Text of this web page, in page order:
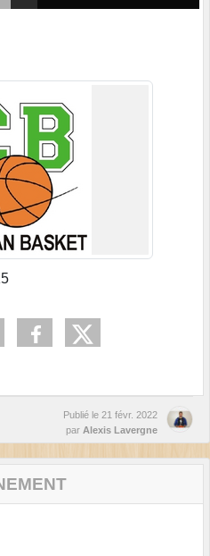
Publié le 21 févr. 2022
par Alexis Lavergne